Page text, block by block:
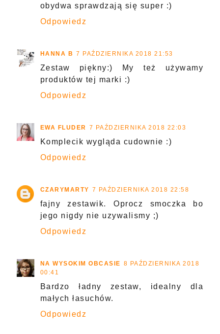
obydwa sprawdzają się super :)
Odpowiedz
HANNA B 7 PAŹDZIERNIKA 2018 21:53
Zestaw piękny:) My też używamy
produktów tej marki :)
Odpowiedz
EWA FLUDER 7 PAŹDZIERNIKA 2018 22:03
Komplecik wygląda cudownie :)
Odpowiedz
CZARYMARTY 7 PAŹDZIERNIKA 2018 22:58
fajny zestawik. Oprocz smoczka bo
jego nigdy nie uzywalismy ;)
Odpowiedz
NA WYSOKIM OBCASIE 8 PAŹDZIERNIKA 2018
00:41
Bardzo ładny zestaw, idealny dla
małych łasuchów.
Odpowiedz